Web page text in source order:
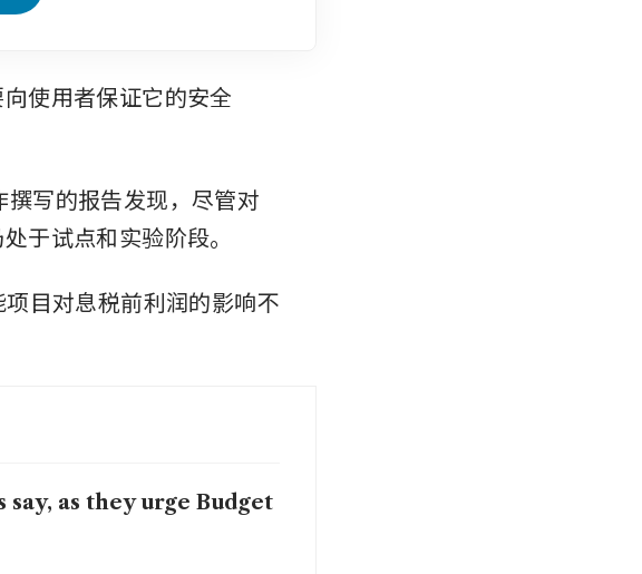
使用者保证它的安全
写的报告发现，尽管对
于试点和实验阶段。
目对息税前利润的影响不
say, as they urge Budget